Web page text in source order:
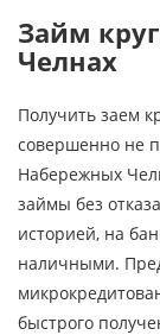
Займ
Челнах
Получить заем
совершенно не
Набережных
займы без
историей, на
наличными.
быстрого